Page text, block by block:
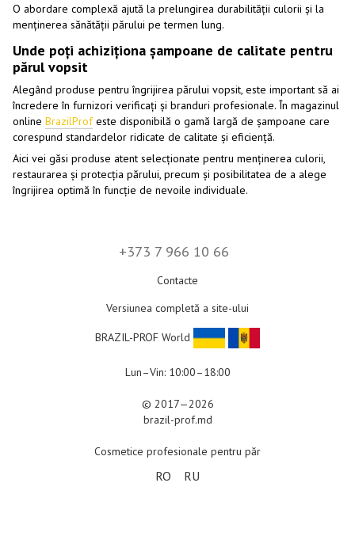
O abordare complexă ajută la prelungirea durabilității culorii și la
menținerea sănătății părului pe termen lung.
Unde poți achiziționa șampoane de calitate pentru
părul vopsit
Alegând produse pentru îngrijirea părului vopsit, este important să ai
încredere în furnizori verificați și branduri profesionale. În magazinul
online BrazilProfeste disponibilă o gamă largă de șampoane care
corespund standardelor ridicate de calitate și eficiență.
Aici vei găsi produse atent selecționate pentru menținerea culorii,
restaurarea și protecția părului, precum și posibilitatea de a alege
îngrijirea optimă în funcție de nevoile individuale.
+373 7 966 10 66
Contacte
Versiunea completă a site-ului
BRAZIL-PROF World
Lun–Vin: 10:00–18:00
© 2017—2026
brazil-prof.md
Cosmetice profesionale pentru păr
RO RU